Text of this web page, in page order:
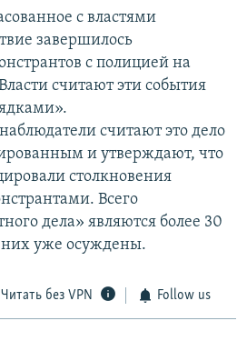
с властями
завершилось
с полицией на
считают эти события
считают это дело
и утверждают, что
столкновения
Всего
дела» являются более 30
уже осуждены.
Читать без VPN Follow us